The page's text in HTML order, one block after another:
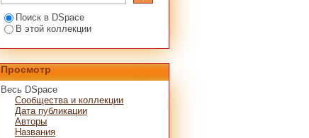
Поиск в DSpace
В этой коллекции
Просмотр
Весь DSpace
Сообщества и коллекции
Дата публикации
Авторы
Названия